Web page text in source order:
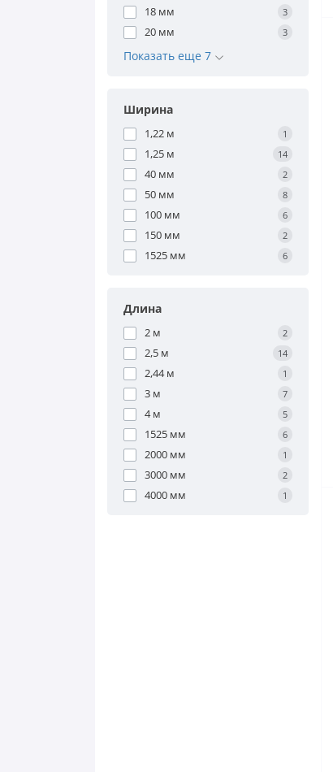
18 мм 3
20 мм 3
Показать еще 7
Ширина
1,22 м 1
1,25 м 14
40 мм 2
50 мм 8
100 мм 6
150 мм 2
1525 мм 6
Длина
2 м 2
2,5 м 14
2,44 м 1
3 м 7
4 м 5
1525 мм 6
2000 мм 1
3000 мм 2
4000 мм 1